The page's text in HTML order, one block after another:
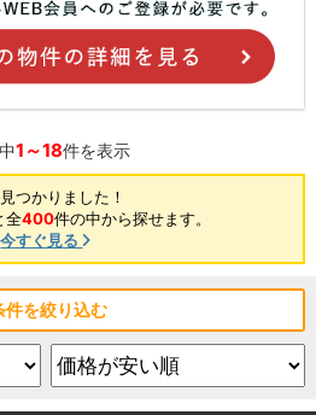
1～18件を表示
見つかりました！
全400件の中から探せます。
今すぐ見る
件を絞り込む